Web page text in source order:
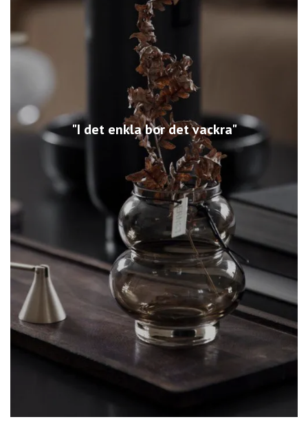
"I det enkla bor det vackra"